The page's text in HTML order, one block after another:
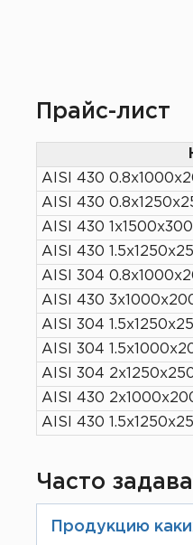
Прайс-лист
AISI 430
AISI 430
AISI 430
AISI 430
AISI 304
AISI 430
AISI 304
AISI 304
AISI 304
AISI 430
AISI 430
Часто
Продукцию